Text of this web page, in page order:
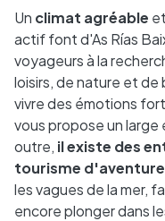
Un climat agréable
actif font d'As Rías
voyageurs à la
loisirs, de nature et de
vivre des émotions
vous propose un
outre, il existe des
tourisme d'aventure
les vagues de la mer,
encore plonger dans